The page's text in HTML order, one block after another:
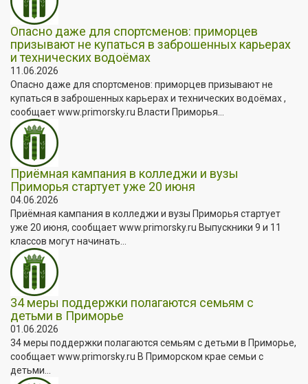
Опасно даже для спортсменов: приморцев
призывают не купаться в заброшенных карьерах
и технических водоёмах
11.06.2026
Опасно даже для спортсменов: приморцев призывают не
купаться в заброшенных карьерах и технических водоёмах ,
сообщает www.primorsky.ru Власти Приморья...
Приёмная кампания в колледжи и вузы
Приморья стартует уже 20 июня
04.06.2026
Приёмная кампания в колледжи и вузы Приморья стартует
уже 20 июня, сообщает www.primorsky.ru Выпускники 9 и 11
классов могут начинать...
34 меры поддержки полагаются семьям с
детьми в Приморье
01.06.2026
34 меры поддержки полагаются семьям с детьми в Приморье,
сообщает www.primorsky.ru В Приморском крае семьи с
детьми...